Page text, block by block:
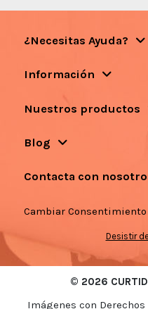
¿Necesitas Ayuda?
Información
Nuestros productos
Blog
Contacta con
Cambiar Consentimiento
Desistir
© 2026
Imágenes con